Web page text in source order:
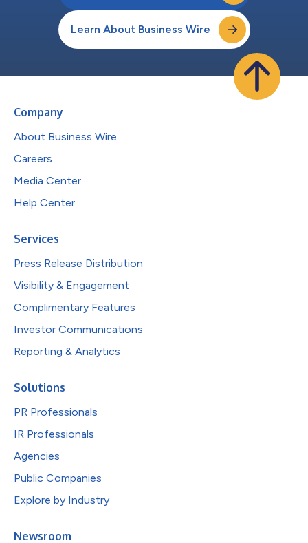
Learn About Business Wire
Company
About Business Wire
Careers
Media Center
Help Center
Services
Press Release Distribution
Visibility & Engagement
Complimentary Features
Investor Communications
Reporting & Analytics
Solutions
PR Professionals
IR Professionals
Agencies
Public Companies
Explore by Industry
Newsroom